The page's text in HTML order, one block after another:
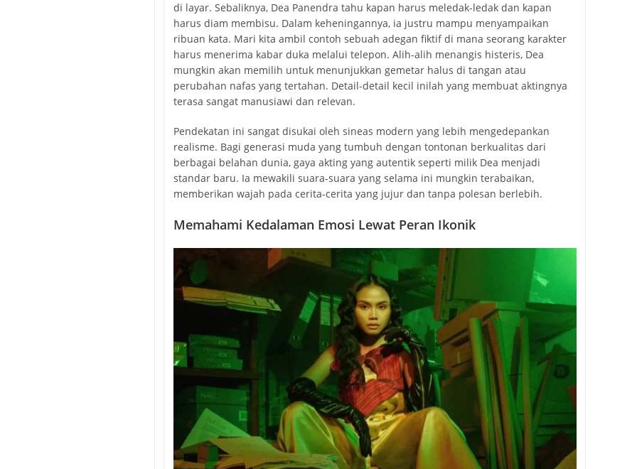
di layar. Sebaliknya, Dea Panendra tahu kapan harus meledak-ledak dan kapan
harus diam membisu. Dalam keheningannya, ia justru mampu menyampaikan
ribuan kata. Mari kita ambil contoh sebuah adegan fiktif di mana seorang karakter
harus menerima kabar duka melalui telepon. Alih-alih menangis histeris, Dea
mungkin akan memilih untuk menunjukkan gemetar halus di tangan atau
perubahan nafas yang tertahan. Detail-detail kecil inilah yang membuat aktingnya
terasa sangat manusiawi dan relevan.
Pendekatan ini sangat disukai oleh sineas modern yang lebih mengedepankan
realisme. Bagi generasi muda yang tumbuh dengan tontonan berkualitas dari
berbagai belahan dunia, gaya akting yang autentik seperti milik Dea menjadi
standar baru. Ia mewakili suara-suara yang selama ini mungkin terabaikan,
memberikan wajah pada cerita-cerita yang jujur dan tanpa polesan berlebih.
Memahami Kedalaman Emosi Lewat Peran Ikonik